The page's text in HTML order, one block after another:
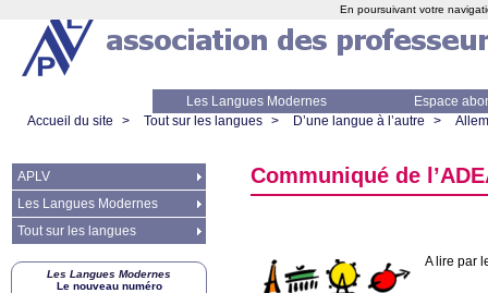
Les Langues Modernes
Espace
Accueil du site
> Tout sur les langues > D’une langue à l’autre >
Communiqué de l’
A lire par
APLV
Les Langues Modernes
Tout sur les langues
Les Langues Modernes
Le nouveau numéro
En poursuivant votre